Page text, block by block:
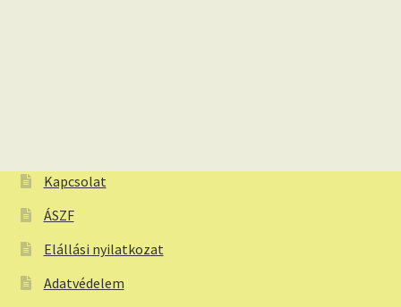
Kapcsolat
ÁSZF
Elállási nyilatkozat
Adatvédelem